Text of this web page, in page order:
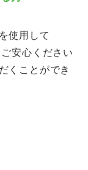
使用して
安心ください
くことができ